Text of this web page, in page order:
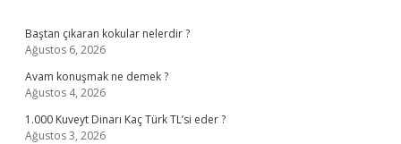
Baştan çıkaran kokular nelerdir ?
Ağustos 6, 2026
Avam konuşmak ne demek ?
Ağustos 4, 2026
1.000 Kuveyt Dinarı Kaç Türk TL’si eder ?
Ağustos 3, 2026